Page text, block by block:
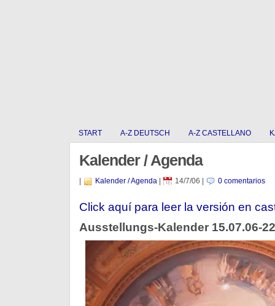
START A-Z DEUTSCH A-Z CASTELLANO
Kalender / Agenda
Kalender / Agenda| 14/7/06 0 comentarios
Click aquí para leer la versión en
Ausstellungs-Kalender 15.07.06-